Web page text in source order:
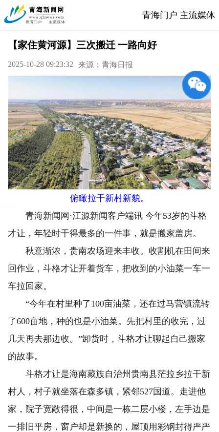
青海门户 主流媒体
【家住黄河源】三次搬迁 一路向好
2025-10-28 09:23:32 来源：青海日报
俯瞰拉干新村新貌。
青海新闻网·江源新闻客户端讯 今年53岁的斗格
才让，年轻时干得最多的一件事，就是搬家盖房。
秋意渐浓，贵南农场迎来丰收。收割机在田间来
回作业，斗格才让开着货车，把收到的小油菜一车一
车拉回家。
“今年在村里种了100亩油菜，还在过马营镇流转
了600亩地，种的也是小油菜。先把村里的收完，过
几天再去那边收。”卸货时，斗格才让聊起自己搬家
的故事。
斗格才让是海南藏族自治州贵南县茫拉乡拉干新
村人，村子就坐落在森多镇，紧邻527国道。走进他
家，院子宽敞得很，中间是一栋二层小楼，左手边是
一排旧平房，窗户却是新换的，屋顶用彩钢封得严严